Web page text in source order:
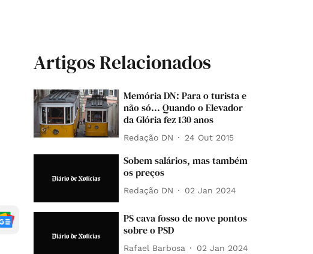
Artigos Relacionados
Memória DN: Para o turista e
não só... Quando o Elevador
da Glória fez 130 anos
Redação DN 24 Out 2015
Sobem salários, mas também
os preços
Redação DN 02 Jan 2024
PS cava fosso de nove pontos
sobre o PSD
Rafael Barbosa 02 Jan 2024